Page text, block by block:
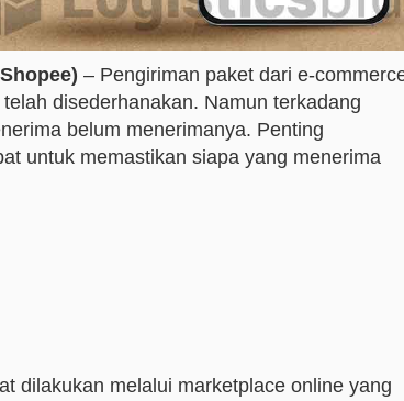
– Pengiriman paket dari e-
disederhanakan. Namun terkadang
belum menerimanya. Penting
untuk memastikan siapa yang menerima
dilakukan melalui marketplace online yang